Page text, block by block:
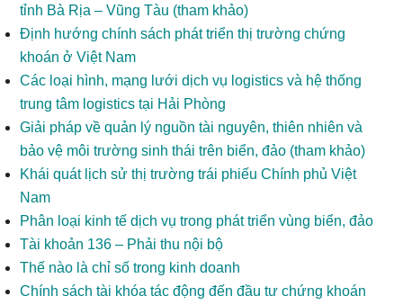
tỉnh Bà Rịa – Vũng Tàu (tham khảo)
Định hướng chính sách phát triển thị trường chứng
khoán ở Việt Nam
Các loại hình, mạng lưới dịch vụ logistics và hệ thống
trung tâm logistics tại Hải Phòng
Giải pháp về quản lý nguồn tài nguyên, thiên nhiên và
bảo vệ môi trường sinh thái trên biển, đảo (tham khảo)
Khái quát lịch sử thị trường trái phiếu Chính phủ Việt
Nam
Phân loại kinh tế dịch vụ trong phát triển vùng biển, đảo
Tài khoản 136 – Phải thu nội bộ
Thế nào là chỉ số trong kinh doanh
Chính sách tài khóa tác động đến đầu tư chứng khoán